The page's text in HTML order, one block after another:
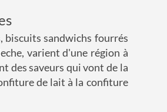
biscuits sandwichs fourrés
varient d'une région à
des saveurs qui vont de la
de lait à la confiture